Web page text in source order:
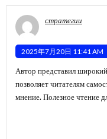
стратегии
2025年7月20日 11:41 AM
Автор представил
позволяет читателям
мнение. Полезное чтение